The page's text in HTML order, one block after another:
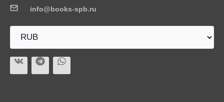
info@books-spb.ru